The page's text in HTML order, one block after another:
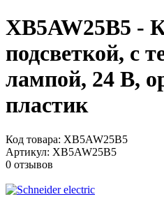
XB5AW25B5 -
подсветкой, с
лампой, 24 В,
пластик
Код товара: XB5AW25B5
Артикул: XB5AW25B5
0 отзывов